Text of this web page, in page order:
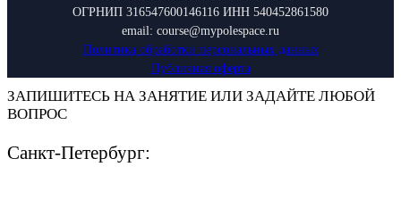
ОГРНИП 316547600146116 ИНН 540452861580
email: course@mypolespace.ru
Политика обработки персональных данных
Публичная оферта
ЗАПИШИТЕСЬ НА ЗАНЯТИЕ ИЛИ ЗАДАЙТЕ ЛЮБОЙ
ВОПРОС
Санкт-Петербург: